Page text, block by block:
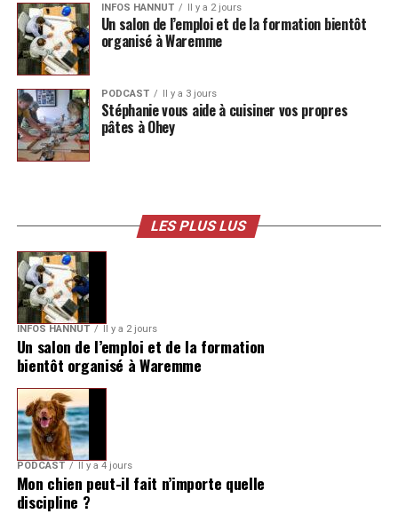
INFOS HANNUT Il y a 2 jours
Un salon de l’emploi et de la formation bientôt
organisé à Waremme
PODCAST Il y a 3 jours
Stéphanie vous aide à cuisiner vos propres
pâtes à Ohey
LES PLUS LUS
INFOS HANNUT Il y a 2 jours
Un salon de l’emploi et de la formation
bientôt organisé à Waremme
PODCAST Il y a 4 jours
Mon chien peut-il fait n’importe quelle
discipline ?